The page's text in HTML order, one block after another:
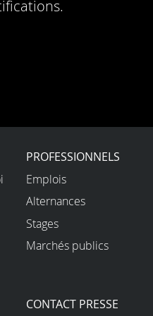
PROFESSIONNELS
Emplois
Alternances
Stages
Marchés publics
CONTACT PRESSE